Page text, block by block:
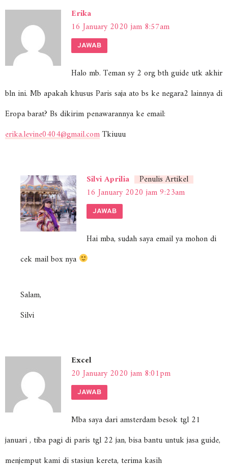
Erika
16 January 2020 jam 8:57am
JAWAB
Halo mb. Teman sy 2 org bth guide utk akhir
bln ini. Mb apakah khusus Paris saja ato bs ke negara2 lainnya di
Eropa barat? Bs dikirim penawarannya ke email:
erika.levine0404@gmail.comTkiuuu
Silvi Aprilia
Penulis Artikel
16 January 2020 jam 9:23am
JAWAB
Hai mba, sudah saya email ya mohon di
cek mail box nya
Salam,
Silvi
Excel
20 January 2020 jam 8:01pm
JAWAB
Mba saya dari amsterdam besok tgl 21
januari , tiba pagi di paris tgl 22 jan, bisa bantu untuk jasa guide,
menjemput kami di stasiun kereta, terima kasih